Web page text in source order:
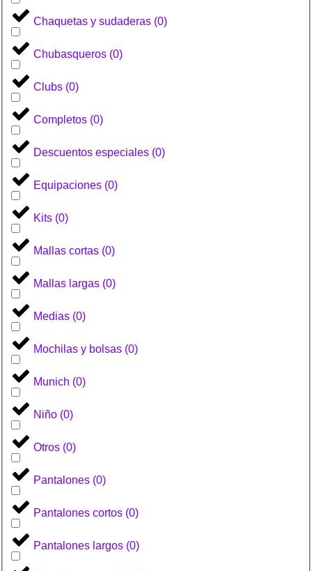
Chaquetas y sudaderas (0)
Chubasqueros (0)
Clubs (0)
Completos (0)
Descuentos especiales (0)
Equipaciones (0)
Kits (0)
Mallas cortas (0)
Mallas largas (0)
Medias (0)
Mochilas y bolsas (0)
Munich (0)
Niño (0)
Otros (0)
Pantalones (0)
Pantalones cortos (0)
Pantalones largos (0)